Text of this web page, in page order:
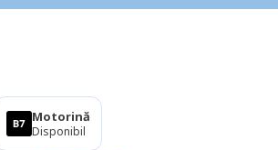
Motorină
Disponibil